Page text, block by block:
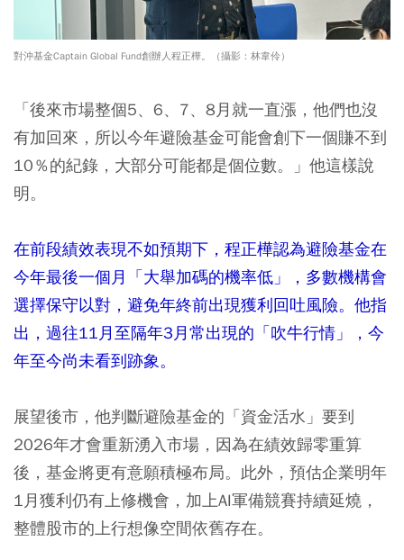
對沖基金Captain Global Fund創辦人程正樺。（攝影：林韋伶）
「後來市場整個5、6、7、8月就一直漲，他們也沒
有加回來，所以今年避險基金可能會創下一個賺不到
10％的紀錄，大部分可能都是個位數。」他這樣說
明。
在前段績效表現不如預期下，程正樺認為避險基金在
今年最後一個月「大舉加碼的機率低」，多數機構會
選擇保守以對，避免年終前出現獲利回吐風險。他指
出，過往11月至隔年3月常出現的「吹牛行情」，今
年至今尚未看到跡象。
展望後市，他判斷避險基金的「資金活水」要到
2026年才會重新湧入市場，因為在績效歸零重算
後，基金將更有意願積極布局。此外，預估企業明年
1月獲利仍有上修機會，加上AI軍備競賽持續延燒，
整體股市的上行想像空間依舊存在。